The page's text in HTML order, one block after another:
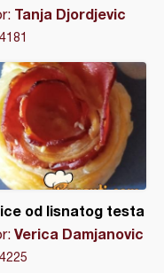
Tanja Djordjevic
4181
od lisnatog testa
Verica Damjanovic
4225